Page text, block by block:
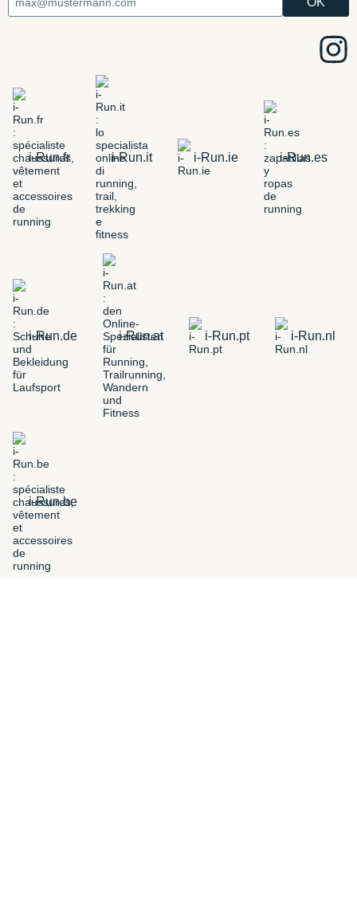
i-Run.fr i-Run.it i-Run.ie i-Run.es
i-Run.de i-Run.at i-Run.pt i-Run.nl
i-Run.be